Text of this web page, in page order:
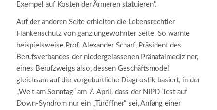
Exempel auf Kosten der Ärmeren statuieren“.
Auf der anderen Seite erhielten die Lebensrechtler
Flankenschutz von ganz ungewohnter Seite. So warnte
beispielsweise Prof. Alexander Scharf, Präsident des
Berufsverbandes der niedergelassenen Pränatalmediziner,
eines Berufzweigs also, dessen Geschäftsmodell
gleichsam auf die vorgeburtliche Diagnostik basiert, in der
„Welt am Sonntag“ am 7. April, dass der NIPD-Test auf
Down-Syndrom nur ein „Türöffner“ sei, Anfang einer